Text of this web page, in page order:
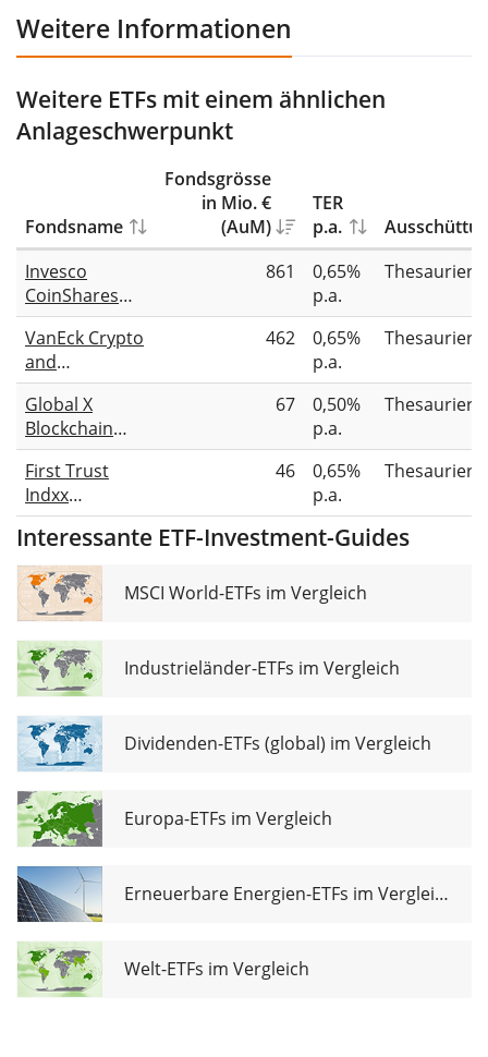
Weitere Informationen
Weitere ETFs mit einem ähnlichen
Anlageschwerpunkt
Fondsname
Fondsgrösse
in Mio. €
(AuM)
TER
p.a.
Invesco
CoinShares
Global
Blockchain
UCITS ETF Acc
861
0,65%
p.a.
VanEck Crypto
and
Blockchain
Innovators
UCITS ETF
462
0,65%
p.a.
Global X
Blockchain
UCITS ETF USD
Accumulating
67
0,50%
p.a.
First Trust
Indxx
Innovative
Transaction &
Process UCITS
ETF Acc
46
0,65%
p.a.
Interessante ETF-Investment-Guides
MSCI World-ETFs im Vergleich
Industrieländer-ETFs im Vergleich
Dividenden-ETFs (global) im Vergleich
Europa-ETFs im Vergleich
Erneuerbare Energien-ETFs im Vergleich
Welt-ETFs im Vergleich